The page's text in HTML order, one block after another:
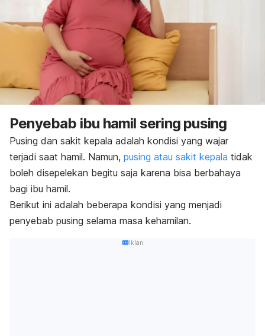
Penyebab ibu hamil sering pusing
Pusing dan sakit kepala adalah kondisi yang wajar
terjadi saat hamil. Namun, pusing atau sakit kepala tidak
boleh disepelekan begitu saja karena bisa berbahaya
bagi ibu hamil.
Berikut ini adalah beberapa kondisi yang menjadi
penyebab pusing selama masa kehamilan.
Iklan